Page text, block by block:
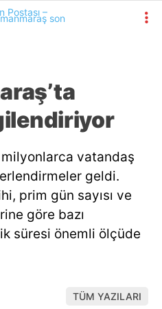
vatandaş
geldi.
prim gün sayısı ve
göre bazı
süresi önemli ölçüde
TÜM YAZILARI